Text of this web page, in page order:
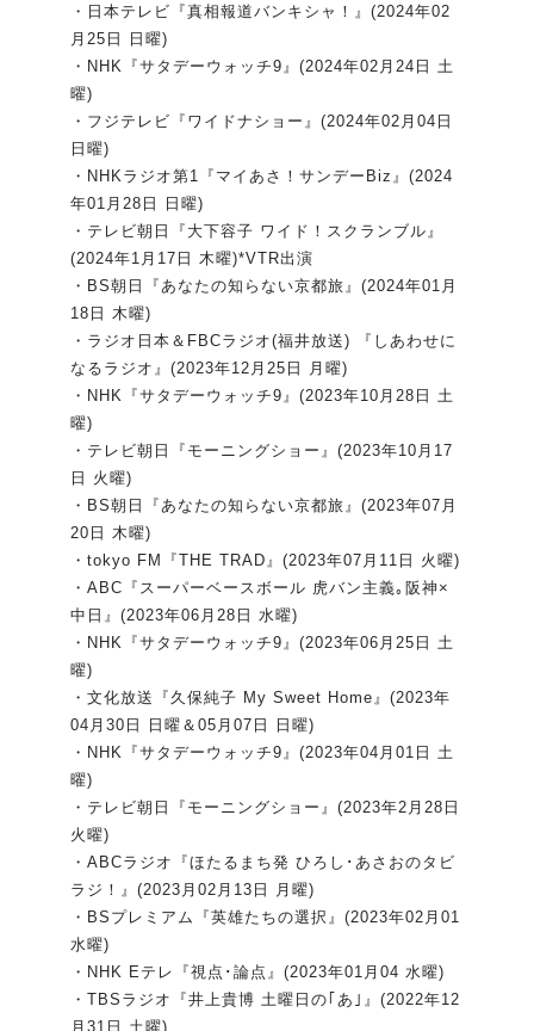
・日本テレビ『真相報道バンキシャ！』(2024年02
月25日 日曜)
・NHK『サタデーウォッチ9』(2024年02月24日 土
曜)
・フジテレビ『ワイドナショー』(2024年02月04日
日曜)
・NHKラジオ第1『マイあさ！サンデーBiz』(2024
年01月28日 日曜)
・テレビ朝日『大下容子 ワイド！スクランブル』
(2024年1月17日 木曜)*VTR出演
・BS朝日『あなたの知らない京都旅』(2024年01月
18日 木曜)
・ラジオ日本＆FBCラジオ(福井放送) 『しあわせに
なるラジオ』(2023年12月25日 月曜)
・NHK『サタデーウォッチ9』(2023年10月28日 土
曜)
・テレビ朝日『モーニングショー』(2023年10月17
日 火曜)
・BS朝日『あなたの知らない京都旅』(2023年07月
20日 木曜)
・tokyo FM『THE TRAD』(2023年07月11日 火曜)
・ABC『スーパーベースボール 虎バン主義｡阪神×
中日』(2023年06月28日 水曜)
・NHK『サタデーウォッチ9』(2023年06月25日 土
曜)
・文化放送『久保純子 My Sweet Home』(2023年
04月30日 日曜＆05月07日 日曜)
・NHK『サタデーウォッチ9』(2023年04月01日 土
曜)
・テレビ朝日『モーニングショー』(2023年2月28日
火曜)
・ABCラジオ『ほたるまち発 ひろし･あさおのタビ
ラジ！』(2023月02月13日 月曜)
・BSプレミアム『英雄たちの選択』(2023年02月01
水曜)
・NHK Eテレ『視点･論点』(2023年01月04 水曜)
・TBSラジオ『井上貴博 土曜日の｢あ｣』(2022年12
月31日 土曜)